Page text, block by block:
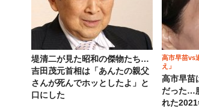
堤清二が見た昭和の傑物たち…
吉田茂元首相は「あんたの親父
さんが死んでホッとしたよ」と
口にした
高市早苗vs
え」
高市早苗
だった…
れた